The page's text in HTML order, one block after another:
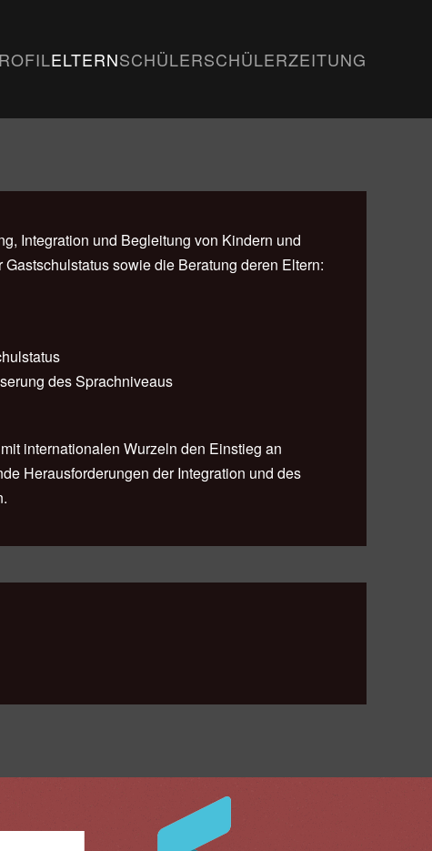
ELTERNSCHÜLERSCHÜLERZEITUNG
Integration und Begleitung von Kindern und
sowie die Beratung deren Eltern:
des Sprachniveaus
internationalen Wurzeln den Einstieg an
Herausforderungen der Integration und des